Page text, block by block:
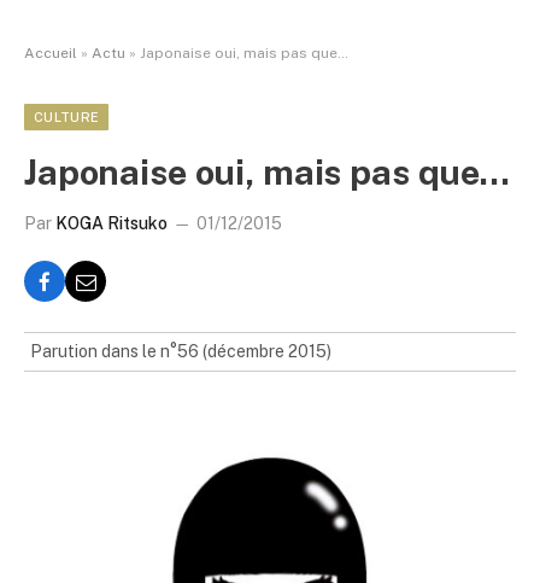
Accueil » Actu » Japonaise oui, mais pas que…
CULTURE
Japonaise oui, mais pas que…
Par KOGA Ritsuko 01/12/2015
Parution dans le n°56 (décembre 2015)